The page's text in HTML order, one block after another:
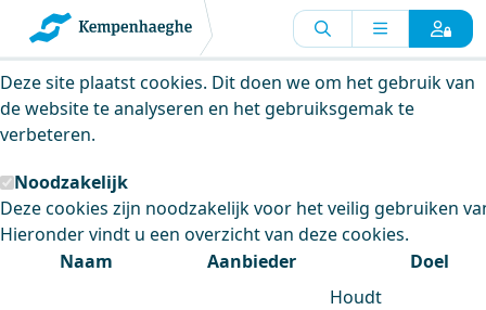
Kempenhaeghe maakt gebruik van
cookies
Deze site plaatst cookies. Dit doen we om het gebruik van
de website te analyseren en het gebruiksgemak te
verbeteren.
Noodzakelijk
Deze cookies zijn noodzakelijk voor het veilig gebruiken
Hieronder vindt u een overzicht van deze cookies.
Naam
Aanbieder Doel
Houdt